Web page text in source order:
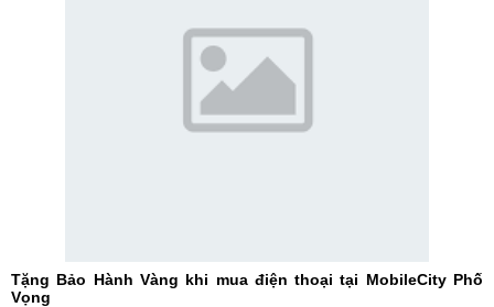
Tặng Bảo Hành Vàng khi mua điện thoại tại MobileCity Phố
Vọng